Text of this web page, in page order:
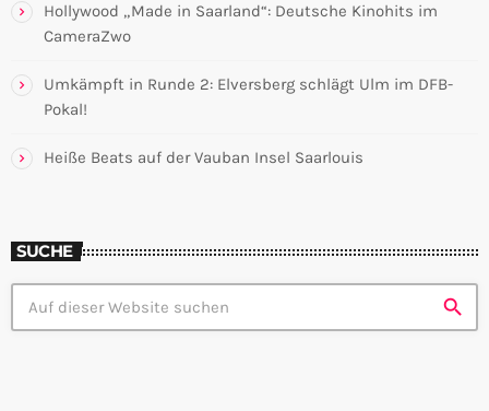
Hollywood „Made in Saarland“: Deutsche Kinohits im
CameraZwo
Umkämpft in Runde 2: Elversberg schlägt Ulm im DFB-
Pokal!
Heiße Beats auf der Vauban Insel Saarlouis
SUCHE
search